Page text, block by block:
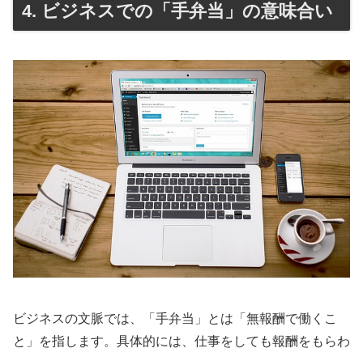
4. ビジネスでの「手弁当」の意味合い
ビジネスの文脈では、「手弁当」とは「無報酬で働くこ
と」を指します。具体的には、仕事をしても報酬をもらわ